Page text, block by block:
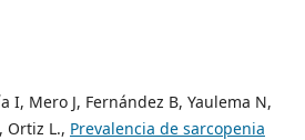
I, Mero J, Fernández B, Yaulema N,
Ortiz L., Prevalencia de sarcopenia